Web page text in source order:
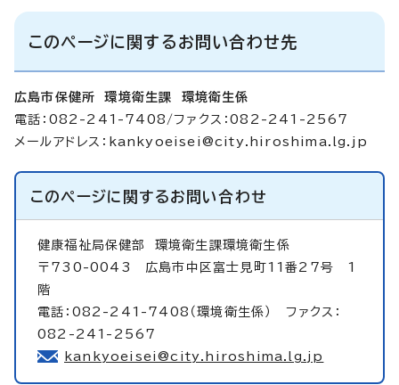
このページに関するお問い合わせ先
広島市保健所 環境衛生課 環境衛生係
電話：082-241-7408/ファクス：082-241-2567
メールアドレス： kankyoeisei@city.hiroshima.lg.jp
このページに関するお問い合わせ
健康福祉局保健部 環境衛生課環境衛生係
〒730-0043 広島市中区富士見町11番27号 1
階
電話：082-241-7408（環境衛生係） ファクス：
082-241-2567
kankyoeisei@city.hiroshima.lg.jp